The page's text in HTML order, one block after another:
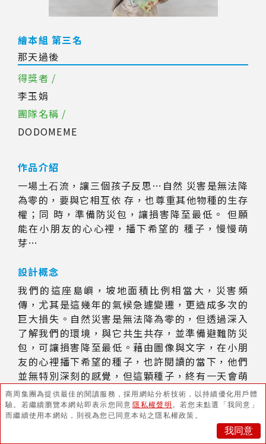
繪本組 第三名
那天過後
得獎者 /
李玉娟
團隊名稱 /
DODOMEME
作品介紹
一場⼟⽯流，讓三個孩子反思…自然 災害是無法降
為零的，要與它相互依 存，也尊重其他物種的⽣存
權；同 時，準備防災包，讓損害降至最低。 但願
能在小朋友的⼼心裡，播下希望的 種子，慢慢萌
芽…
設計概念
我們的這座島嶼，坡地面積比例相當大，災害頻
傳，尤其是這幾年的氣候急遽變遷，更造成多次的
巨大損失。自然災害是無法降為零的，但透過深入
了解我們的環境，與它共生共存，並準備避難防災
包，可讓損害降至最低。藉由圖像與文字，在小朋
友的心裡播下希望的種子，也許閱讀的當下，他們
並無特別深刻的感覺，但這顆種子，終有一天會萌
芽... 也讓所有大人，能再一次深思。
商周集團為提供最佳的閱讀服務，採用網站分析技術，以持續優化用戶體
驗。 若繼續瀏覽本網站即表示您同意 隱私權聲明 。若您未點選「我同意」
而繼續使用本網站，則視為您已同意本站之隱私權政策。
我同意